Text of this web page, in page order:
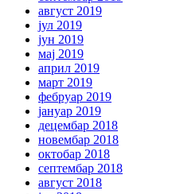
август 2019
јул 2019
јун 2019
мај 2019
април 2019
март 2019
фебруар 2019
јануар 2019
децембар 2018
новембар 2018
октобар 2018
септембар 2018
август 2018